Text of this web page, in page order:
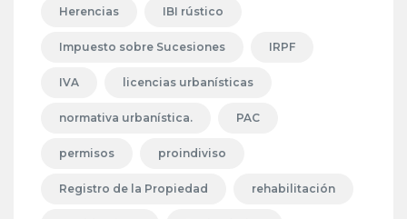
Herencias IBI rústico
Impuesto sobre Sucesiones IRPF
IVA licencias urbanísticas
normativa urbanística. PAC
permisos proindiviso
Registro de la Propiedad rehabilitación